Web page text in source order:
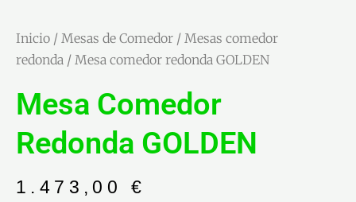
Inicio / Mesas de Comedor / Mesas comedor
redonda / Mesa comedor redonda GOLDEN
Mesa Comedor
Redonda GOLDEN
1.473,00 €